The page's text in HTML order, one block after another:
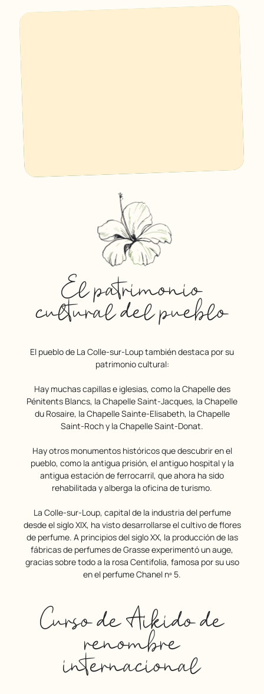
El patrimonio
cultural del pueblo
El pueblo de La Colle-sur-Loup también destaca por su
patrimonio cultural:
Hay muchas capillas e iglesias, como la Chapelle des
Pénitents Blancs, la Chapelle Saint-Jacques, la Chapelle
du Rosaire, la Chapelle Sainte-Elisabeth, la Chapelle
Saint-Roch y la Chapelle Saint-Donat.
Hay otros monumentos históricos que descubrir en el
pueblo, como la antigua prisión, el antiguo hospital y la
antigua estación de ferrocarril, que ahora ha sido
rehabilitada y alberga la oficina de turismo.
La Colle-sur-Loup, capital de la industria del perfume
desde el siglo XIX, ha visto desarrollarse el cultivo de flores
de perfume. A principios del siglo XX, la producción de las
fábricas de perfumes de Grasse experimentó un auge,
gracias sobre todo a la rosa Centifolia, famosa por su uso
en el perfume Chanel nº 5.
Curso de Aikido de
renombre
internacional